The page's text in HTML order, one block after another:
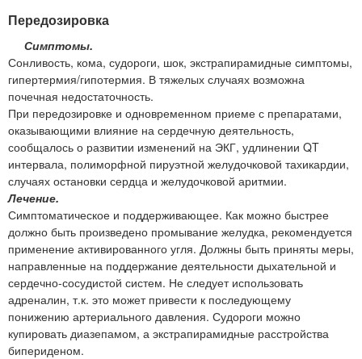
Передозировка
Симптомы.
Сонливость, кома, судороги, шок, экстрапирамидные симптомы,
гипертермия/гипотермия. В тяжелых случаях возможна
почечная недостаточность.
При передозировке и одновременном приеме с препаратами,
оказывающими влияние на сердечную деятельность,
сообщалось о развитии изменений на ЭКГ, удлинении QT
интервала, полиморфной пируэтной желудочковой тахикардии,
случаях остановки сердца и желудочковой аритмии.
Лечение.
Симптоматическое и поддерживающее. Как можно быстрее
должно быть произведено промывание желудка, рекомендуется
применение активированного угля. Должны быть приняты меры,
направленные на поддержание деятельности дыхательной и
сердечно-сосудистой систем. Не следует использовать
адреналин, т.к. это может привести к последующему
понижению артериального давления. Судороги можно
купировать диазепамом, а экстрапирамидные расстройства
бипериденом.